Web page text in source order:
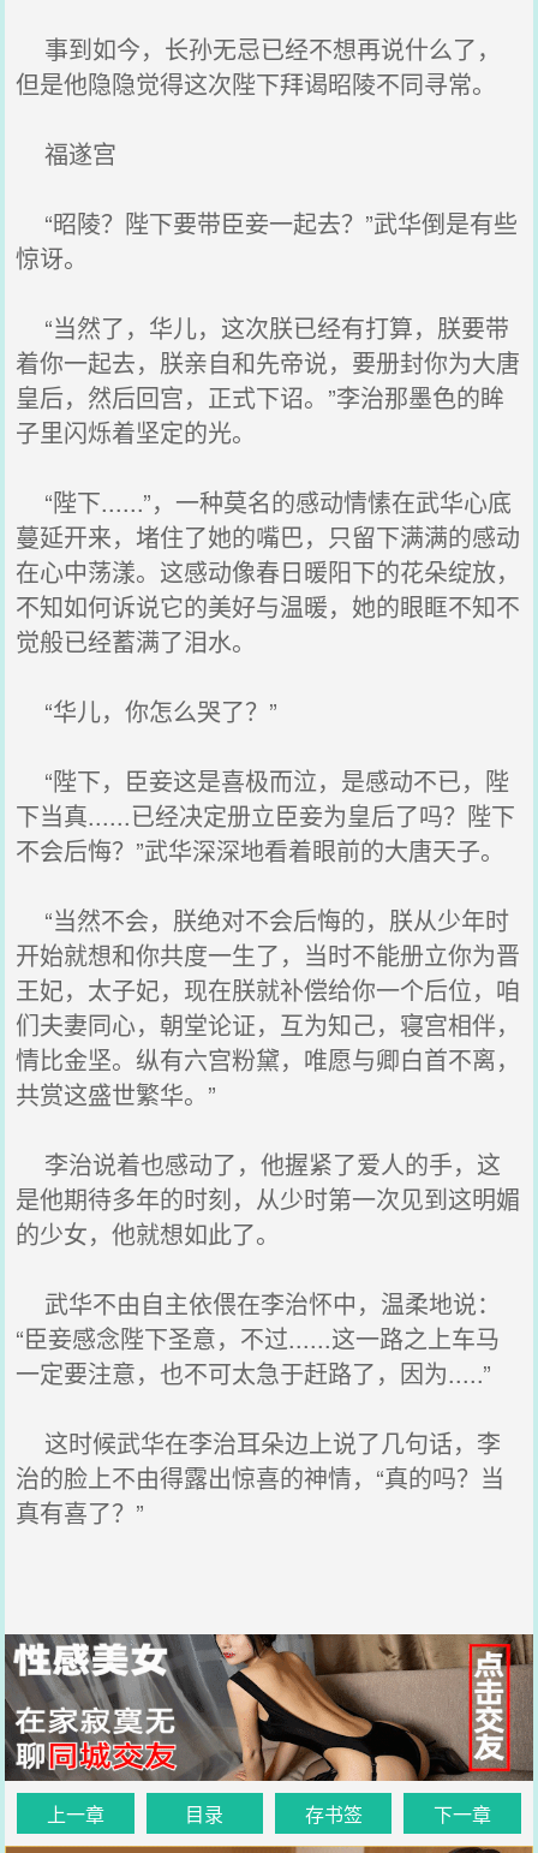
事到如今，长孙无忌已经不想再说什么了，
但是他隐隐觉得这次陛下拜谒昭陵不同寻常。
福遂宫
“昭陵？陛下要带臣妾一起去？”武华倒是有些
惊讶。
“当然了，华儿，这次朕已经有打算，朕要带
着你一起去，朕亲自和先帝说，要册封你为大唐
皇后，然后回宫，正式下诏。”李治那墨色的眸
子里闪烁着坚定的光。
“陛下......”，一种莫名的感动情愫在武华心底
蔓延开来，堵住了她的嘴巴，只留下满满的感动
在心中荡漾。这感动像春日暖阳下的花朵绽放，
不知如何诉说它的美好与温暖，她的眼眶不知不
觉般已经蓄满了泪水。
“华儿，你怎么哭了？”
“陛下，臣妾这是喜极而泣，是感动不已，陛
下当真......已经决定册立臣妾为皇后了吗？陛下
不会后悔？”武华深深地看着眼前的大唐天子。
“当然不会，朕绝对不会后悔的，朕从少年时
开始就想和你共度一生了，当时不能册立你为晋
王妃，太子妃，现在朕就补偿给你一个后位，咱
们夫妻同心，朝堂论证，互为知己，寝宫相伴，
情比金坚。纵有六宫粉黛，唯愿与卿白首不离，
共赏这盛世繁华。”
李治说着也感动了，他握紧了爱人的手，这
是他期待多年的时刻，从少时第一次见到这明媚
的少女，他就想如此了。
武华不由自主依偎在李治怀中，温柔地说：
“臣妾感念陛下圣意，不过......这一路之上车马
一定要注意，也不可太急于赶路了，因为.....”
这时候武华在李治耳朵边上说了几句话，李
治的脸上不由得露出惊喜的神情，“真的吗？当
真有喜了？”
上一章 目录 存书签 下一章